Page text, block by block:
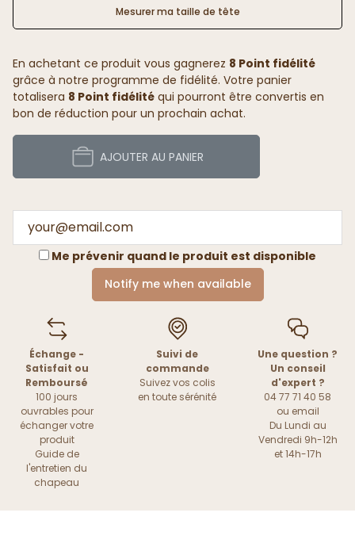
Mesurer ma taille de tête
En achetant ce produit vous gagnerez 8 Point fidélité
grâce à notre programme de fidélité. Votre panier
totalisera 8 Point fidélité qui pourront être convertis en
bon de réduction pour un prochain achat.
AJOUTER AU PANIER
Me prévenir quand le produit est disponible
Notify me when available
Échange -
Satisfait ou
Remboursé
100 jours
ouvrables pour
échanger votre
produit
Guide de
l'entretien du
chapeau
Suivi de
commande
Suivez vos colis
en toute sérénité
Une question ?
Un conseil
d'expert ?
04 77 71 40 58
ou email
Du Lundi au
Vendredi 9h-12h
et 14h-17h